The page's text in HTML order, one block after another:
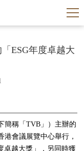
ESG年度卓越大
簡稱「TVB」）主辦的
港會議展覽中心舉行，
卓越大獎」，另同時獲